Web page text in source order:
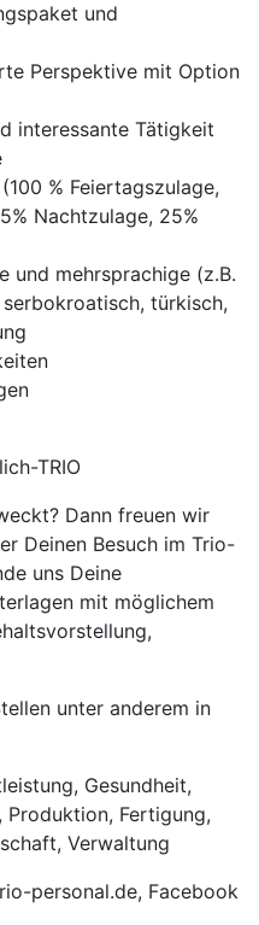
und
Perspektive mit Option
interessante Tätigkeit
% Feiertagszulage,
Nachtzulage, 25%
und mehrsprachige (z.B.
türkisch,
TRIO
Dann freuen wir
Deinen Besuch im Trio-
uns Deine
mit möglichem
unter anderem in
Gesundheit,
Produktion, Fertigung,
Verwaltung
personal.de, Facebook